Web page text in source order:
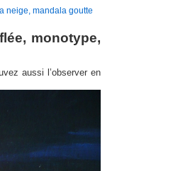
neige, mandala goutte
monotype,
aussi l’observer en